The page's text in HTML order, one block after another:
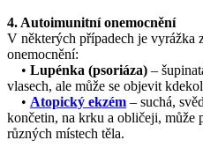
4. Autoimunitní onemocnění
V některých případech je vyrážka
onemocnění:
• Lupénka (psoriáza) –
vlasech, ale může se objevit
• Atopický ekzém – suchá,
končetin, na krku a obličeji, může
různých místech těla.